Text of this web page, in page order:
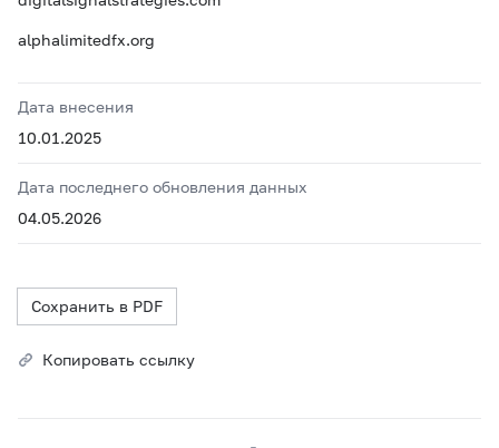
alphalimitedfx.org
Дата внесения
10.01.2025
Дата последнего обновления данных
04.05.2026
Сохранить в PDF
Копировать ссылку